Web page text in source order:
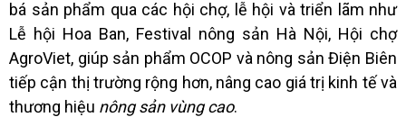
bá sản phẩm qua các hội chợ, lễ hội và triển lãm như
Lễ hội Hoa Ban, Festival nông sản Hà Nội, Hội chợ
AgroViet, giúp sản phẩm OCOP và nông sản Điện Biên
tiếp cận thị trường rộng hơn, nâng cao giá trị kinh tế và
thương hiệu nông sản vùng cao.